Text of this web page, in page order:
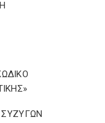
ΣΥΖΥΓΩΝ